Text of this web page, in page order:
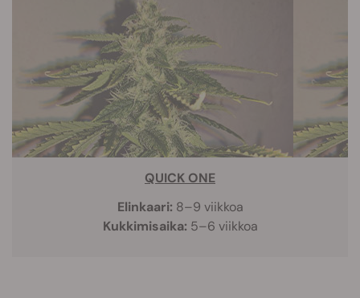
QUICK ONE
Elinkaari: 8–9 viikkoa
Kukkimisaika: 5–6 viikkoa